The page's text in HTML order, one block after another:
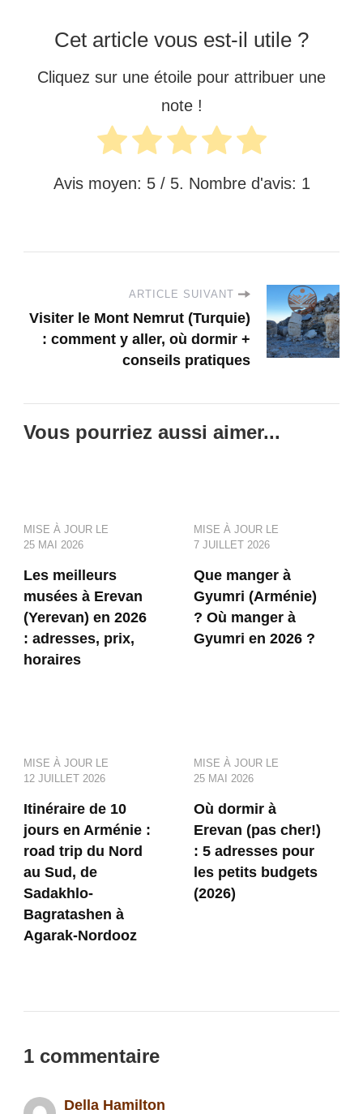
Cet article vous est-il utile ?
Cliquez sur une étoile pour attribuer une
note !
Avis moyen: 5/ 5. Nombre d'avis: 1
ARTICLE SUIVANT
Visiter le Mont Nemrut (Turquie)
: comment y aller, où dormir +
conseils pratiques
Vous pourriez aussi aimer...
MISE À JOUR LE
25 MAI 2026
Les meilleurs
musées à Erevan
(Yerevan) en 2026
: adresses, prix,
horaires
MISE À JOUR LE
7 JUILLET 2026
Que manger à
Gyumri (Arménie)
? Où manger à
Gyumri en 2026 ?
MISE À JOUR LE
12 JUILLET 2026
Itinéraire de 10
jours en Arménie :
road trip du Nord
au Sud, de
Sadakhlo-
Bagratashen à
Agarak-Nordooz
MISE À JOUR LE
25 MAI 2026
Où dormir à
Erevan (pas cher!)
: 5 adresses pour
les petits budgets
(2026)
1 commentaire
Della Hamilton